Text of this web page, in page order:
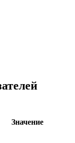
Значение